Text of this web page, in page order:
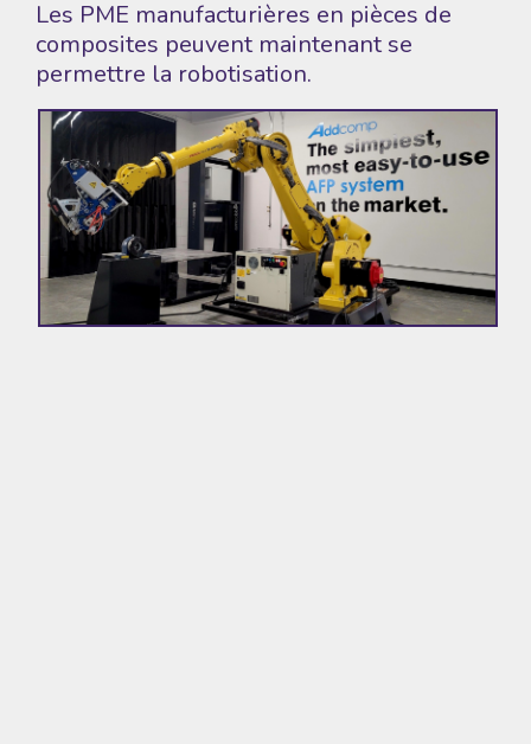
Les PME manufacturières en pièces de
composites peuvent maintenant se
permettre la robotisation.